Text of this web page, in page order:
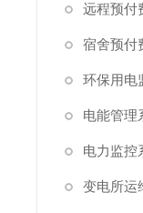
远程预付
宿舍预付
环保用电
电能管理
电力监控
变电所运